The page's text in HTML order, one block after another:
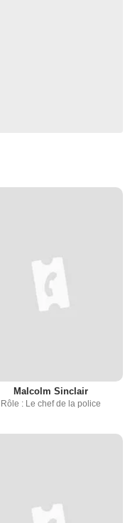
Malcolm Sinclair
Rôle : Le chef de la police